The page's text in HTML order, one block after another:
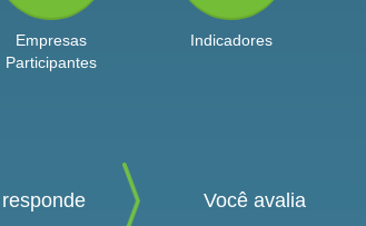
Empresas
Participantes
Indicadores
Você avalia